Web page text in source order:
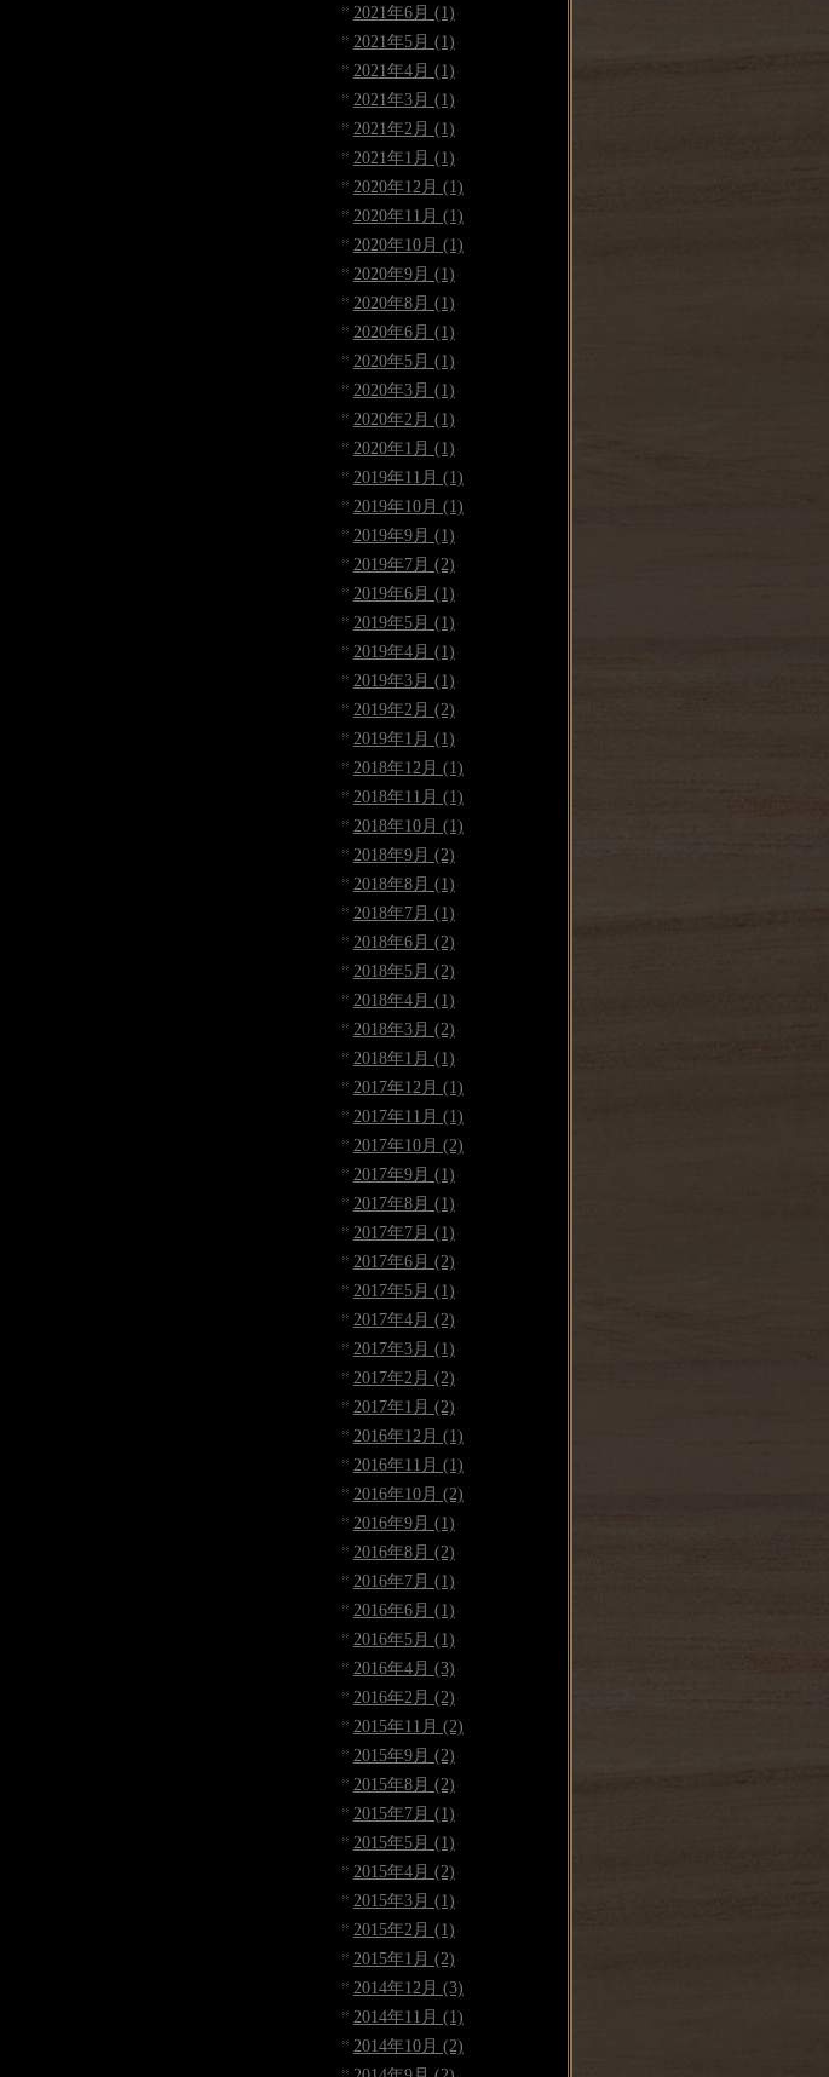
2021年6月 (1)
2021年5月 (1)
2021年4月 (1)
2021年3月 (1)
2021年2月 (1)
2021年1月 (1)
2020年12月 (1)
2020年11月 (1)
2020年10月 (1)
2020年9月 (1)
2020年8月 (1)
2020年6月 (1)
2020年5月 (1)
2020年3月 (1)
2020年2月 (1)
2020年1月 (1)
2019年11月 (1)
2019年10月 (1)
2019年9月 (1)
2019年7月 (2)
2019年6月 (1)
2019年5月 (1)
2019年4月 (1)
2019年3月 (1)
2019年2月 (2)
2019年1月 (1)
2018年12月 (1)
2018年11月 (1)
2018年10月 (1)
2018年9月 (2)
2018年8月 (1)
2018年7月 (1)
2018年6月 (2)
2018年5月 (2)
2018年4月 (1)
2018年3月 (2)
2018年1月 (1)
2017年12月 (1)
2017年11月 (1)
2017年10月 (2)
2017年9月 (1)
2017年8月 (1)
2017年7月 (1)
2017年6月 (2)
2017年5月 (1)
2017年4月 (2)
2017年3月 (1)
2017年2月 (2)
2017年1月 (2)
2016年12月 (1)
2016年11月 (1)
2016年10月 (2)
2016年9月 (1)
2016年8月 (2)
2016年7月 (1)
2016年6月 (1)
2016年5月 (1)
2016年4月 (3)
2016年2月 (2)
2015年11月 (2)
2015年9月 (2)
2015年8月 (2)
2015年7月 (1)
2015年5月 (1)
2015年4月 (2)
2015年3月 (1)
2015年2月 (1)
2015年1月 (2)
2014年12月 (3)
2014年11月 (1)
2014年10月 (2)